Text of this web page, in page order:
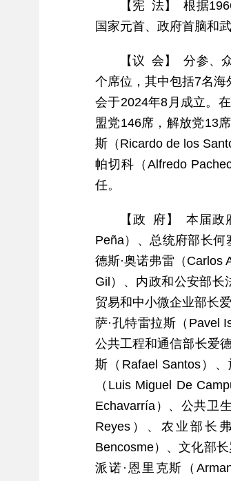
【宪 法】 根据
国家元首、政府首脑和
【议 会】 分参、
个席位，其中包括7名
会于2024年8月成立。
盟党146席，解放党13
斯（Ricardo de los
帕切科（Alfredo
任。
【政 府】 本届政
Peña）、总统府部长何
德斯·奥诺弗雷（Carlos
Gil）、内政和公安部长
贸易和中小微企业部长
萨·孔特雷拉斯（Pavel
公共工程和通信部长爱
斯（Rafael Santos）
（Luis Miguel De
Echavarría）、公共卫
Reyes）、农业部长
Bencosme）、文化部
派诺·恩里克斯（